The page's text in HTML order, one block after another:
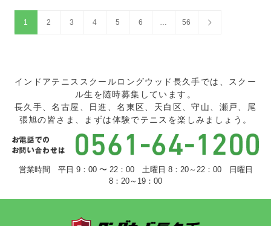
1 2 3 4 5 6 … 56
インドアテニススクールロングウッド長久手では、スクー
ル生を随時募集しています。
長久手、名古屋、日進、名東区、天白区、守山、瀬戸、尾
張旭の皆さま、まずは体験でテニスを楽しみましょう。
営業時間 平日 9：00 〜 22：00 土曜日 8：20～22：00 日曜日
8：20～19：00